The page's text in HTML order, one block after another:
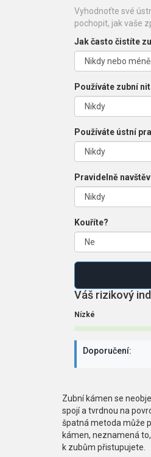
Vyhodnoťte své
pochopit, jak vaše
Jak často čistíte
Používáte zubní
Používáte ústní
Pravidelně
Kouříte?
Váš rizikový
Nízké
Doporučení:
Zubní kámen se
spojí a tvrdnou na
špatná metoda může
kámen, neznamená
k zubům přistupujete.